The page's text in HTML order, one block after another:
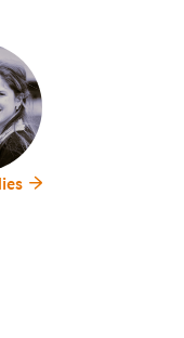
damit zur
finanziellen
Logistik die